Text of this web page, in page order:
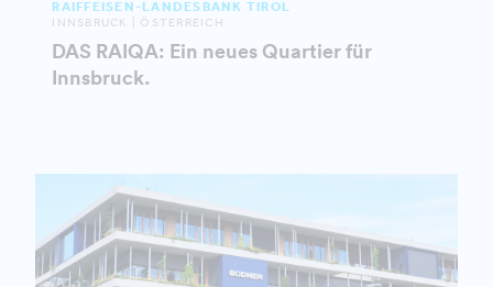
RAIFFEISEN-LANDESBANK TIROL
INNSBRUCK | ÖSTERREICH
DAS RAIQA: Ein neues Quartier für
Innsbruck.